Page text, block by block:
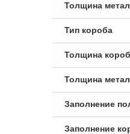
Толщина
Тип короба
Толщина
Толщина
Заполнение
Заполнение